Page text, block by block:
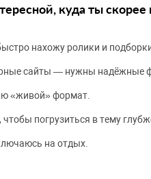
куда ты
нахожу ролики и
сайты — нужны надёжные
«живой» формат.
погрузиться в тему
на отдых.